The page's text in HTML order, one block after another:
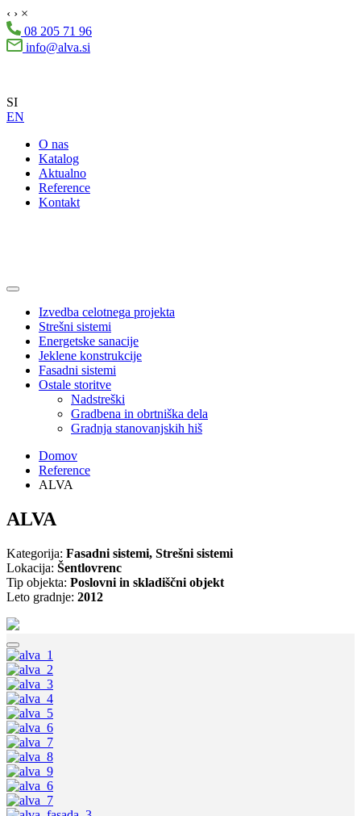
‹ › ×
08 205 71 96
info@alva.si
SI
EN
O nas
Katalog
Aktualno
Reference
Kontakt
Izvedba celotnega projekta
Strešni sistemi
Energetske sanacije
Jeklene konstrukcije
Fasadni sistemi
Ostale storitve
Nadstreški
Gradbena in obrtniška dela
Gradnja stanovanjskih hiš
Domov
Reference
ALVA
ALVA
Kategorija: Fasadni sistemi, Strešni sistemi
Lokacija: Šentlovrenc
Tip objekta: Poslovni in skladiščni objekt
Leto gradnje: 2012